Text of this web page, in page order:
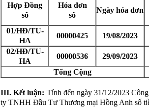
Hợp Đồng
số
Hóa đơn
số
Ngày hóa đơn
01/HĐ/TU-
HA
00000425 19/08/2023
02/HĐ/TU-
HA
00000536 29/09/2023
Tổng Cộng
III.Kết luận: Tính đến ngày 31/12/2023
ty TNHH Đầu Tư Thương mại Hồng Anh số